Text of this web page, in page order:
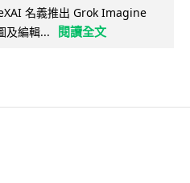
名義推出 Grok Imagine
及編輯...
閱讀全文